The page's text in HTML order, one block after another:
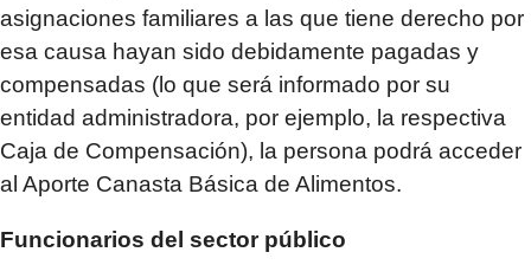
asignaciones familiares a las que tiene derecho por
esa causa hayan sido debidamente pagadas y
compensadas (lo que será informado por su
entidad administradora, por ejemplo, la respectiva
Caja de Compensación), la persona podrá acceder
al Aporte Canasta Básica de Alimentos.
Funcionarios del sector público